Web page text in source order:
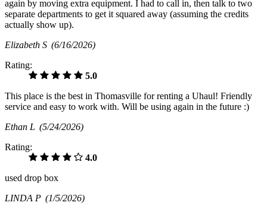
again by moving extra equipment. I had to call in, then talk to two
separate departments to get it squared away (assuming the credits
actually show up).
Elizabeth S (6/16/2026)
Rating:
5.0
This place is the best in Thomasville for renting a Uhaul! Friendly
service and easy to work with. Will be using again in the future :)
Ethan L (5/24/2026)
Rating:
4.0
used drop box
LINDA P (1/5/2026)